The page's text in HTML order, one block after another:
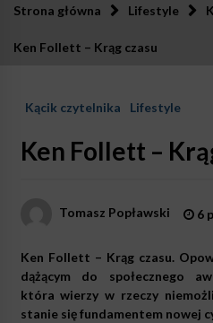
Strona główna Lifestyle
Ken Follett – Krąg czasu
Kącik czytelnika Lifestyle
Ken Follett –
Tomasz Popławski 6
Ken Follett – Krąg czasu.
dążącym do społecznego
która wierzy w rzeczy
stanie się fundamentem nowej